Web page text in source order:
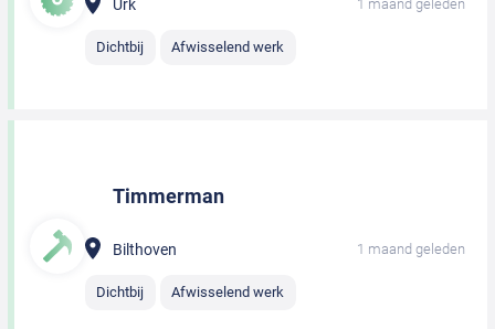
Urk 1 maand geleden
Dichtbij Afwisselend werk
Timmerman
Bilthoven 1 maand geleden
Dichtbij Afwisselend werk